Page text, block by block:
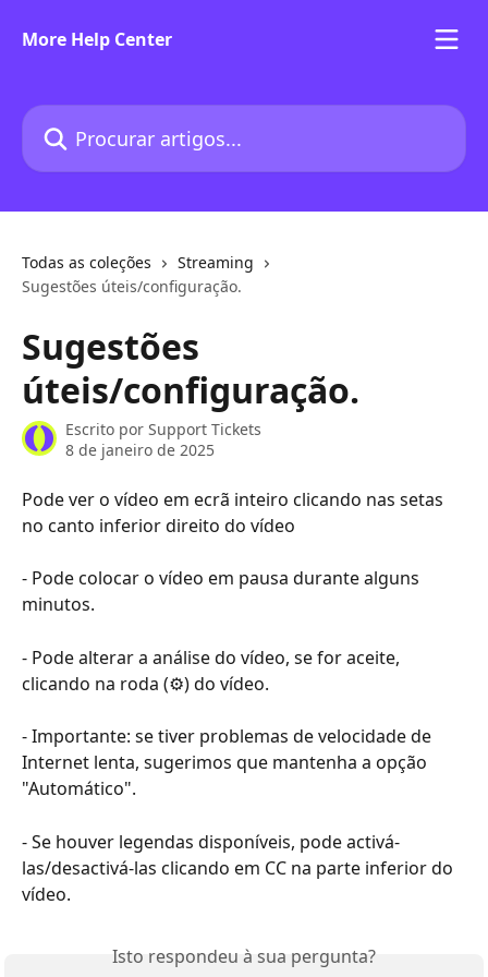
More Help Center
Procurar artigos...
Todas as coleções
Streaming
Sugestões úteis/configuração.
Sugestões
úteis/configuração.
Escrito por Support Tickets
8 de janeiro de 2025
Pode ver o vídeo em ecrã inteiro clicando nas setas
no canto inferior direito do vídeo
- Pode colocar o vídeo em pausa durante alguns
minutos.
- Pode alterar a análise do vídeo, se for aceite,
clicando na roda (⚙️) do vídeo.
- Importante: se tiver problemas de velocidade de
Internet lenta, sugerimos que mantenha a opção
"Automático".
- Se houver legendas disponíveis, pode activá-
las/desactivá-las clicando em CC na parte inferior do
vídeo.
Isto respondeu à sua pergunta?